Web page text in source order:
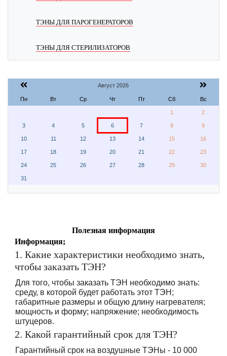
ТЭНЫ ДЛЯ ПАРОГЕНЕРАТОРОВ
ТЭНЫ ДЛЯ СТЕРИЛИЗАТОРОВ
Август 2026
Пн Вт Ср Чт Пт Сб Вс
1 2
3 4 5 6 7 8 9
10 11 12 13 14 15 16
17 18 19 20 21 22 23
24 25 26 27 28 29 30
31
Полезная информация
Информация;
1. Какие характеристики необходимо знать,
чтобы заказать ТЭН?
Для того, чтобы заказать ТЭН необходимо знать:
среду, в которой будет работать этот ТЭН;
габаритные размеры и общую длину нагревателя;
мощность и форму; напряжение; необходимость
штуцеров.
2. Какой гарантийный срок для ТЭН?
Гарантийный срок на воздушные ТЭНы - 10 000